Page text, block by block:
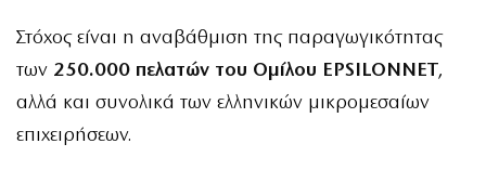
Στόχος είναι η αναβάθμιση της παραγωγικότητας
των 250.000 πελατών του Ομίλου EPSILONNET,
αλλά και συνολικά των ελληνικών μικρομεσαίων
επιχειρήσεων.